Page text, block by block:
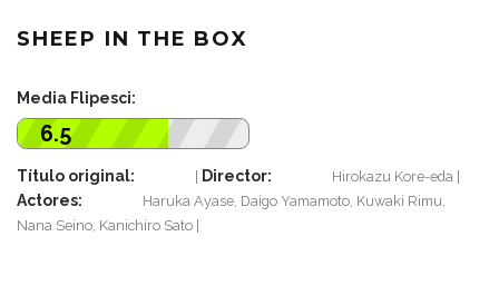
SHEEP IN THE BOX
Media Flipesci:
6.5
Título original: Director: Hirokazu Kore-eda
Actores:
Haruka Ayase, Daigo Yamamoto, Kuwaki Rimu,
Nana Seino, Kanichiro Sato